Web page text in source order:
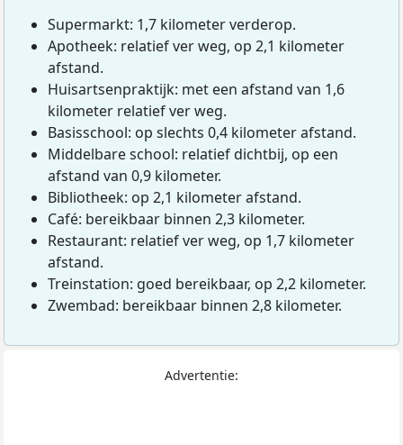
Supermarkt: 1,7 kilometer verderop.
Apotheek: relatief ver weg, op 2,1 kilometer
afstand.
Huisartsenpraktijk: met een afstand van 1,6
kilometer relatief ver weg.
Basisschool: op slechts 0,4 kilometer afstand.
Middelbare school: relatief dichtbij, op een
afstand van 0,9 kilometer.
Bibliotheek: op 2,1 kilometer afstand.
Café: bereikbaar binnen 2,3 kilometer.
Restaurant: relatief ver weg, op 1,7 kilometer
afstand.
Treinstation: goed bereikbaar, op 2,2 kilometer.
Zwembad: bereikbaar binnen 2,8 kilometer.
Advertentie: